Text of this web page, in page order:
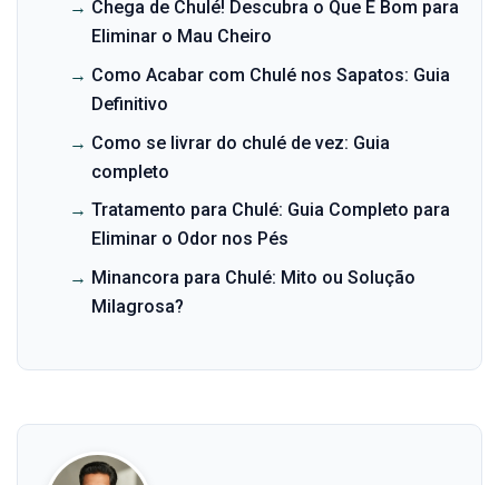
→ Chega de Chulé! Descubra o Que É Bom para
Eliminar o Mau Cheiro
→ Como Acabar com Chulé nos Sapatos: Guia
Definitivo
→ Como se livrar do chulé de vez: Guia
completo
→ Tratamento para Chulé: Guia Completo para
Eliminar o Odor nos Pés
→ Minancora para Chulé: Mito ou Solução
Milagrosa?